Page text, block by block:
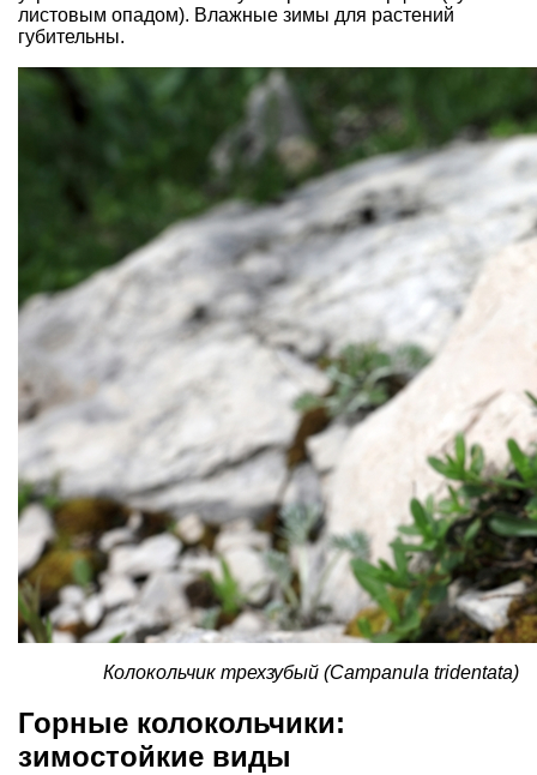
листовым опадом). Влажные зимы для растений
губительны.
Колокольчик трехзубый (Campanula tridentata)
Горные колокольчики:
зимостойкие виды